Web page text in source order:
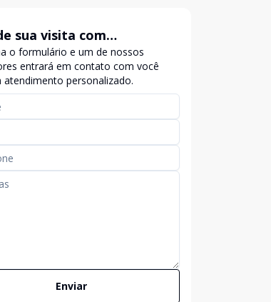
sua visita com
o formulário e um de nossos
entrará em contato com você
atendimento personalizado.
Enviar